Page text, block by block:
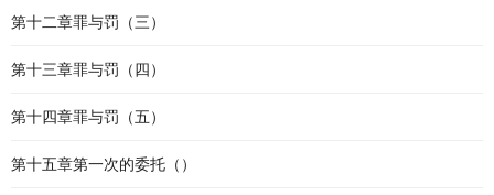
第十二章罪与罚（三）
第十三章罪与罚（四）
第十四章罪与罚（五）
第十五章第一次的委托（）